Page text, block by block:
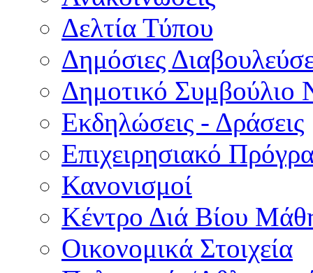
Δελτία Τύπου
Δημόσιες
Δημοτικό Συμβούλιο
Εκδηλώσεις - Δράσεις
Επιχειρησιακό
Κανονισμοί
Κέντρο Διά Βίου
Οικονομικά Στοιχεία